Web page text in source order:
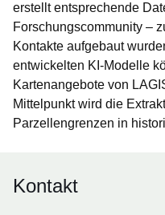
erstellt entsprechende
Forschungscommunity –
Kontakte aufgebaut
entwickelten KI-Modelle
Kartenangebote von
Mittelpunkt wird die
Parzellengrenzen in
Kontakt